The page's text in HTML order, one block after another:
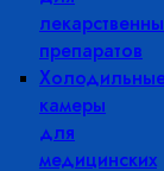
препаратов
камеры
для
медицинских